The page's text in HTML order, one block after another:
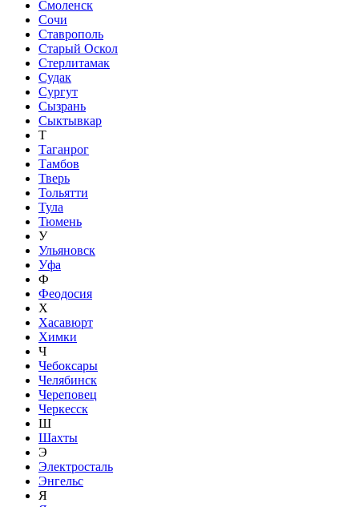
Смоленск
Сочи
Ставрополь
Старый Оскол
Стерлитамак
Судак
Сургут
Сызрань
Сыктывкар
Т
Таганрог
Тамбов
Тверь
Тольятти
Тула
Тюмень
У
Ульяновск
Уфа
Ф
Феодосия
Х
Хасавюрт
Химки
Ч
Чебоксары
Челябинск
Череповец
Черкесск
Ш
Шахты
Э
Электросталь
Энгельс
Я